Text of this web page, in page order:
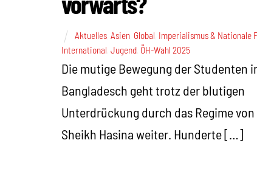
Aktuelles, Asien, Global Imperialismus & Nationale
International Jugend, ÖH-Wahl 2025
Die mutige Bewegung der Studenten
Bangladesch geht trotz der blutigen
Unterdrückung durch das Regime von
Sheikh Hasina weiter. Hunderte […]